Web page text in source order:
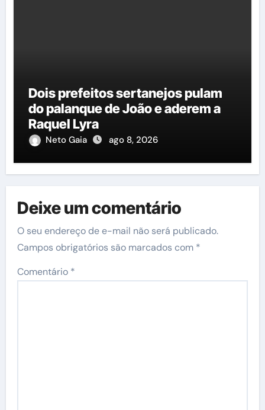
Dois prefeitos sertanejos pulam
do palanque de João e aderem a
Raquel Lyra
Neto Gaia ago 8, 2026
Deixe um comentário
O seu endereço de e-mail não será publicado.
Campos obrigatórios são marcados com *
Comentário *